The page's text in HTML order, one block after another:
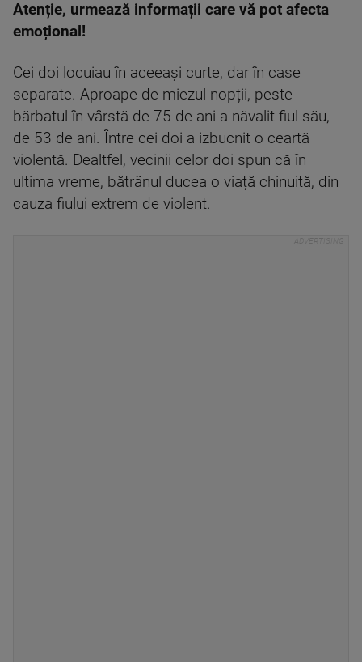
Atenție, urmează informații care vă pot afecta
emoțional !
Cei doi locuiau în aceeași curte, dar în case
separate. Aproape de miezul nopții, peste
bărbatul în vârstă de 75 de ani a năvalit fiul său,
de 53 de ani. Între cei doi a izbucnit o ceartă
violentă. Dealtfel, vecinii celor doi spun că în
ultima vreme, bătrânul ducea o viață chinuită, din
cauza fiului extrem de violent.